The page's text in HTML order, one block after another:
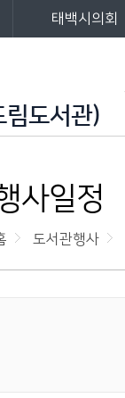
도서관)
태백시의회
사일정
도서관행사